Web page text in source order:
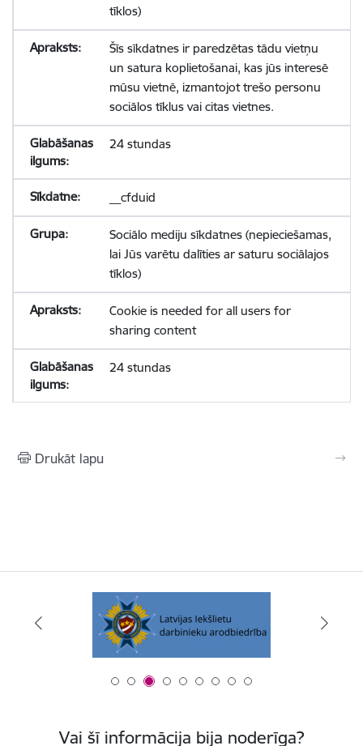
tīklos)
Šīs sīkdatnes ir paredzētas tādu vietņu
un satura koplietošanai, kas jūs interesē
mūsu vietnē, izmantojot trešo personu
sociālos tīklus vai citas vietnes.
24 stundas
__cfduid
Sociālo mediju sīkdatnes (nepieciešamas,
lai Jūs varētu dalīties ar saturu sociālajos
tīklos)
Cookie is needed for all users for
sharing content
24 stundas
Drukāt lapu
Vai šī informācija bija noderīga?